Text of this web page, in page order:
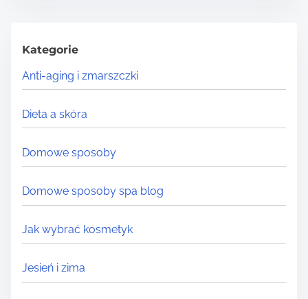
h
H
e
r
e
.
.
.
Kategorie
Anti-aging i zmarszczki
Dieta a skóra
Domowe sposoby
Domowe sposoby spa blog
Jak wybrać kosmetyk
Jesień i zima